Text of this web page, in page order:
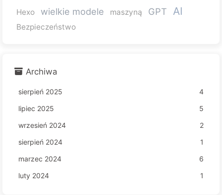
Hexo
wielkie modele maszyną GPT AI
Bezpieczeństwo
Archiwa
sierpień 2025
4
lipiec 2025
5
wrzesień 2024
2
sierpień 2024
1
marzec 2024
6
luty 2024
1